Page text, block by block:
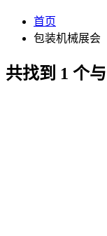
首页
包装机械展会
共找到 1 个